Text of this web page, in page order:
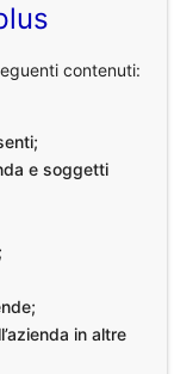
contenuti:
e soggetti
in altre